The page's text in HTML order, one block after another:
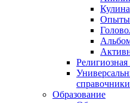
Опыты
Религиозная
Образование